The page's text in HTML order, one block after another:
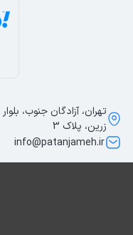
تهران، آزادگان جنوب،
زرین، پلاک 3
info@patanjameh.ir